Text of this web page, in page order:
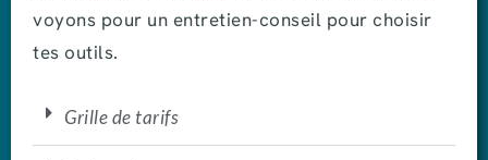
voyons pour un entretien-conseil pour choisir
tes outils.
Grille de tarifs